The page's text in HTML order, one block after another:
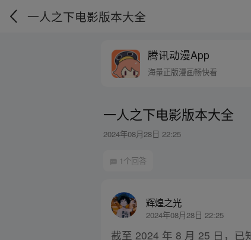
一人之下电影版本大全
腾讯动漫App
海量正版漫画畅快看
一人之下电影版本大全
2024年08月28日 22:25
1个回答
辉煌之光
2024年08月28日 22:25
截至 2024 年 8 月 25 日，